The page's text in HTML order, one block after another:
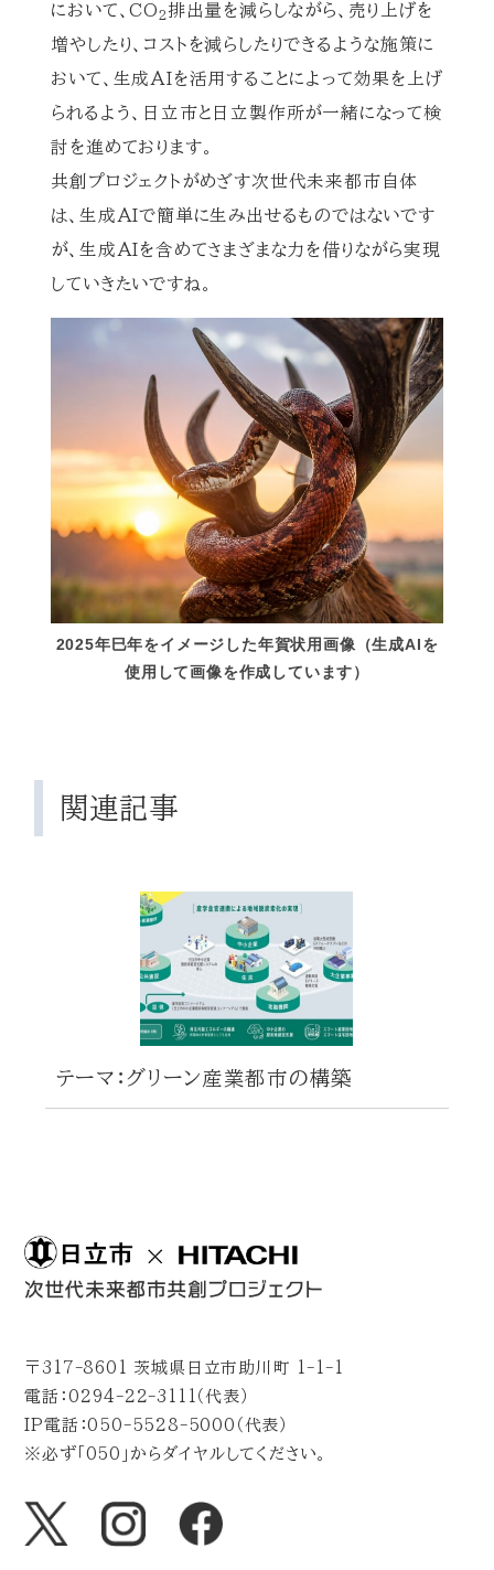
において、CO2 排出量を減らしながら、売り上げを
増やしたり、コストを減らしたりできるような施策に
おいて、生成AIを活用することによって効果を上げ
られるよう、日立市と日立製作所が一緒になって検
討を進めております。
共創プロジェクトがめざす次世代未来都市自体
は、生成AIで簡単に生み出せるものではないです
が、生成AIを含めてさまざまな力を借りながら実現
していきたいですね。
2025年巳年をイメージした年賀状用画像（生成AIを
使用して画像を作成しています）
関連記事
テーマ：グリーン産業都市の構築
〒317-8601 茨城県日立市助川町 1-1-1
電話：0294-22-3111（代表）
IP電話：050-5528-5000（代表）
※必ず「050」からダイヤルしてください。